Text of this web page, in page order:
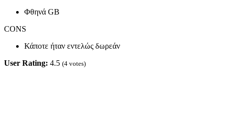
Φθηνά GB
CONS
Κάποτε ήταν εντελώς δωρεάν
User Rating: 4.5 (4 votes)